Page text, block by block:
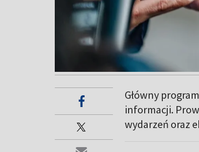
Główny
informacji.
wydarzeń oraz